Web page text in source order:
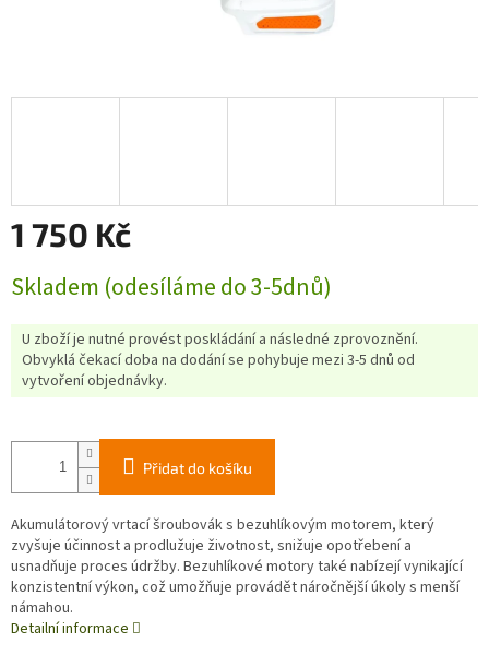
1 750 Kč
cena:
Skladem (odesíláme do 3-5dnů)
U zboží je nutné provést poskládání a následné zprovoznění.
Obvyklá čekací doba na dodání se pohybuje mezi 3-5 dnů od
vytvoření objednávky.
Přidat do košíku
Akumulátorový vrtací šroubovák s bezuhlíkovým motorem, který
zvyšuje účinnost a prodlužuje životnost, snižuje opotřebení a
usnadňuje proces údržby. Bezuhlíkové motory také nabízejí vynikající
konzistentní výkon, což umožňuje provádět náročnější úkoly s menší
námahou.
Detailní informace